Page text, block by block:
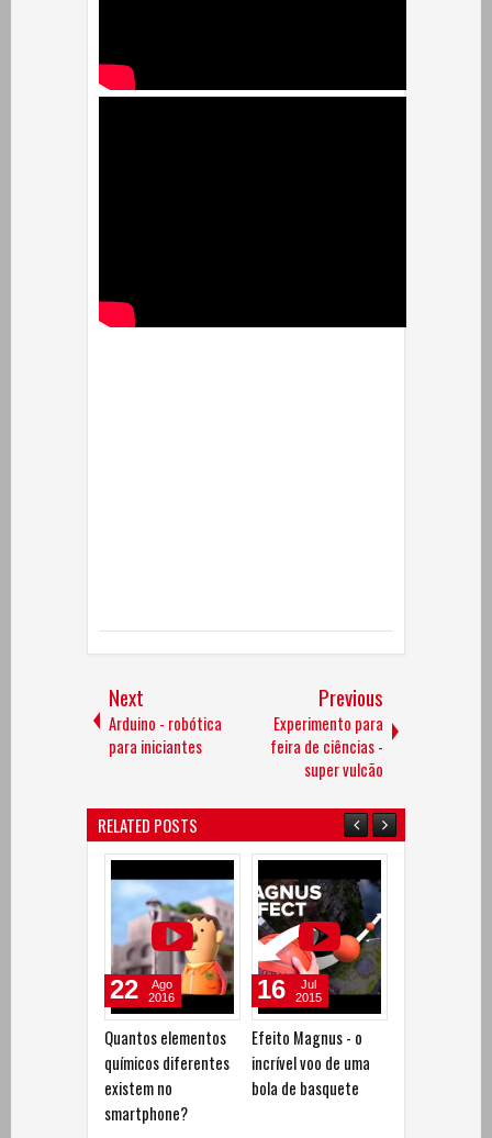
Next
Arduino - robótica
para iniciantes
Previous
Experimento para
feira de ciências -
super vulcão
RELATED POSTS
Quantos elementos
químicos diferentes
existem no
smartphone?
22
Ago
2016
Efeito Magnus - o
incrível voo de uma
bola de basquete
16
Jul
2015